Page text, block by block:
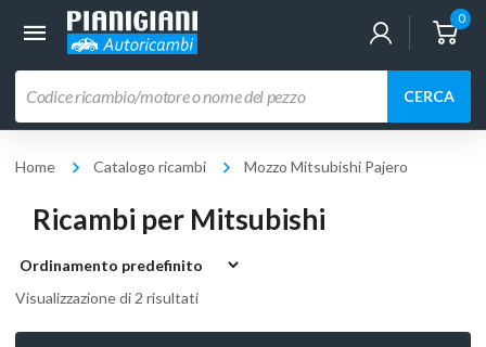
0
prodotti
CERCA
Home Catalogo ricambi Mozzo Mitsubishi Pajero
Ricambi per Mitsubishi
Visualizzazione di 2 risultati